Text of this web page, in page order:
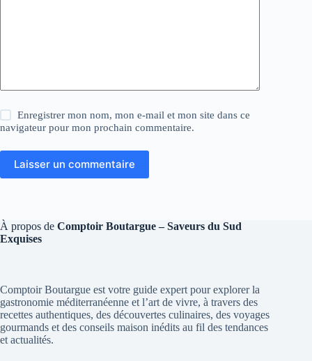
Enregistrer mon nom, mon e-mail et mon site dans ce
navigateur pour mon prochain commentaire.
Laisser un commentaire
À propos de Comptoir Boutargue – Saveurs du Sud
Exquises
Comptoir Boutargue est votre guide expert pour explorer la
gastronomie méditerranéenne et l’art de vivre, à travers des
recettes authentiques, des découvertes culinaires, des voyages
gourmands et des conseils maison inédits au fil des tendances
et actualités.